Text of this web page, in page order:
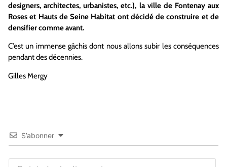
designers, architectes, urbanistes, etc.), la ville de Fontenay aux
Roses et Hauts de Seine Habitat ont décidé de construire et de
densifier comme avant.
C’est un immense gâchis dont nous allons subir les conséquences
pendant des décennies.
Gilles Mergy
S’abonner